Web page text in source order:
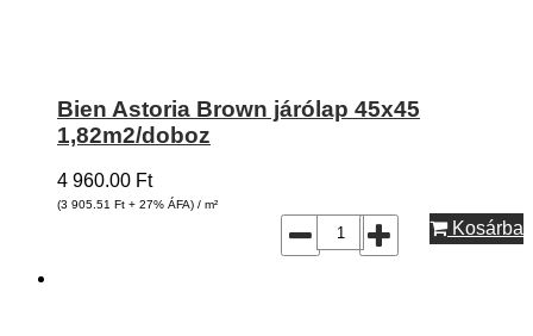
Bien Astoria Brown járólap 45x45
1,82m2/doboz
4 960.00 Ft
(3 905.51 Ft + 27% ÁFA) / m²
Kosárba